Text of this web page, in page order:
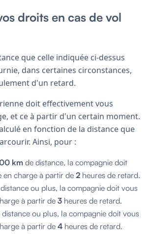
droits en cas de vol
que celle indiquée ci-dessus
dans certaines circonstances,
d'un retard.
doit effectivement vous
et ce à partir d'un certain moment.
en fonction de la distance que
Ainsi, pour :
km de distance, la compagnie doit
en charge à partir de 2 heures de retard.
ou plus, la compagnie doit vous
à partir de 3 heures de retard.
distance ou plus, la compagnie doit vous
à partir de 4 heures de retard.